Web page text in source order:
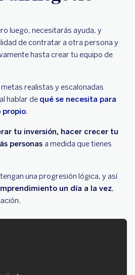
luego, necesitarás ayuda, y
de contratar a otra persona y
hasta crear tu equipo de
realistas y escalonadas
hablar de qué se necesita para
propio.
tu inversión, hacer crecer tu
personas a medida que tienes
una progresión lógica, y así
un día a la vez,